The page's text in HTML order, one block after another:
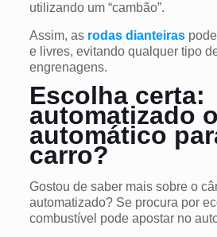
utilizando um “cambão”.
Assim, as rodas dianteiras
e livres, evitando qualquer tipo
engrenagens.
Escolha certa:
automatizado
automático
carro?
Gostou de saber mais sobre o
automatizado? Se procura por
combustível pode apostar no